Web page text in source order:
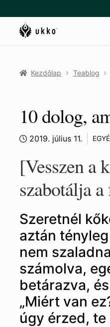
a
navigációhoz
a
tartalomba
Kezdőlap Teablog
10 dolog,
2019. július 11.
[Vesszen a
szabotálja
Szeretnél
aztán
nem
számolva,
betárazva,
„Miért van
úgy érzed,